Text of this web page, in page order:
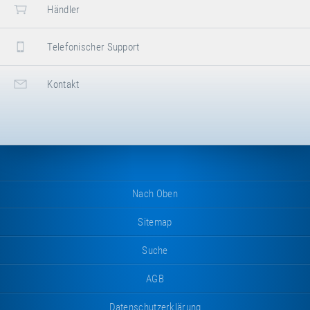
Händler
Telefonischer Support
Kontakt
Nach Oben
Sitemap
Suche
AGB
Datenschutzerklärung